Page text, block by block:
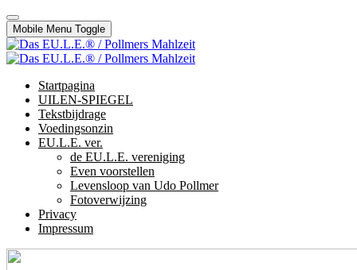
Mobile Menu Toggle
Startpagina
UILEN-SPIEGEL
Tekstbijdrage
Voedingsonzin
EU.L.E. ver.
de EU.L.E. vereniging
Even voorstellen
Levensloop van Udo Pollmer
Fotoverwijzing
Privacy
Impressum